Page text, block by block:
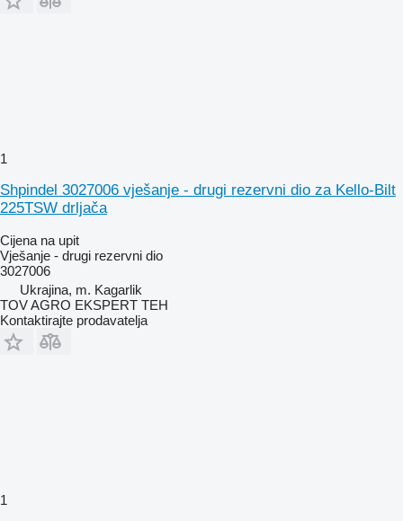
1
Shpindel 3027006 vješanje - drugi rezervni dio za Kello-Bilt
225TSW drljača
Cijena na upit
Vješanje - drugi rezervni dio
3027006
Ukrajina, m. Kagarlik
TOV AGRO EKSPERT TEH
Kontaktirajte prodavatelja
1